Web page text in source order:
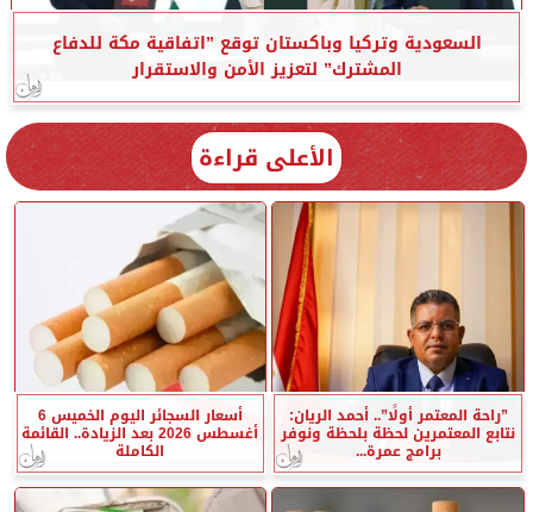
السعودية وتركيا وباكستان توقع ”اتفاقية مكة للدفاع
المشترك” لتعزيز الأمن والاستقرار
الأعلى قراءة
”راحة المعتمر أولًا”.. أحمد الريان:
نتابع المعتمرين لحظة بلحظة ونوفر
برامج عمرة...
أسعار السجائر اليوم الخميس 6
أغسطس 2026 بعد الزيادة.. القائمة
الكاملة